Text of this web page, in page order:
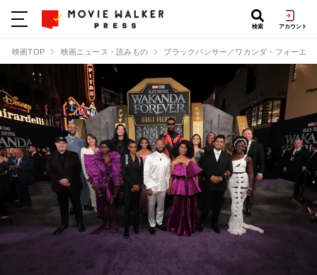
検索 アカウント
映画TOP 映画ニュース・読みもの ブラックパンサー／ワカンダ・フォーエバ